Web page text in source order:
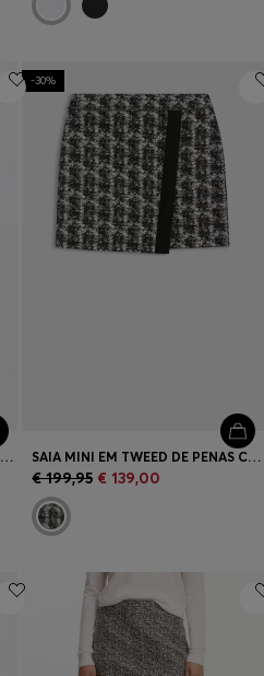
SAIA MAXI ASSIMÉTRICA EM CETIM COM TEXTURA ENRUGADA
-30%
SAIA MINI EM TWEED DE PENAS COM PADRÃO
€ 199,95 € 139,00